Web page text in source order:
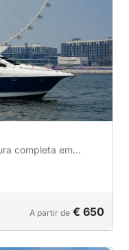
completa em
A partir de € 650